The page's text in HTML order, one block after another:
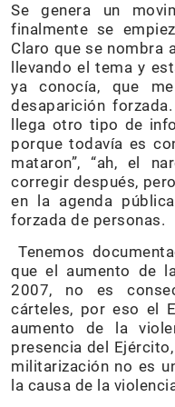
Se genera un
finalmente se
Claro que se nombra
llevando el tema y
ya conocía, que
desaparición
llega otro tipo de
porque todavía es
mataron”, “ah, el
corregir después,
en la agenda
forzada de personas.
Tenemos
que el aumento de
2007, no es
cárteles, por eso el
aumento de la
presencia del
militarización no es
la causa de la